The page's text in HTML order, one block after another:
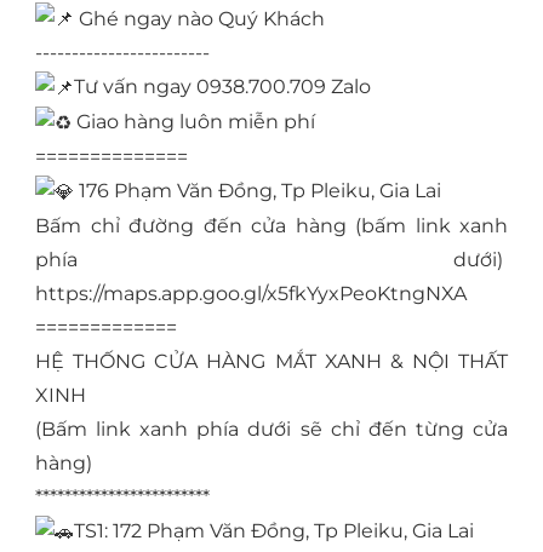
Ghé ngay nào Quý Khách
------------------------
Tư vấn ngay 0938.700.709 Zalo
Giao hàng luôn miễn phí
==============
176 Phạm Văn Đồng, Tp Pleiku, Gia Lai
Bấm chỉ đường đến cửa hàng (bấm link xanh
phía dưới)
https://maps.app.goo.gl/x5fkYyxPeoKtngNXA
=============
HỆ THỐNG CỬA HÀNG MẮT XANH & NỘI THẤT
XINH
(Bấm link xanh phía dưới sẽ chỉ đến từng cửa
hàng)
************************
TS1: 172 Phạm Văn Đồng, Tp Pleiku, Gia Lai